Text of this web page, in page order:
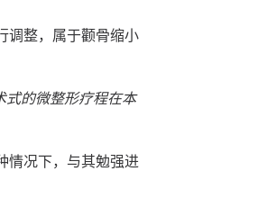
调整，属于颧骨缩小
式的微整形疗程在本
情况下，与其勉强进